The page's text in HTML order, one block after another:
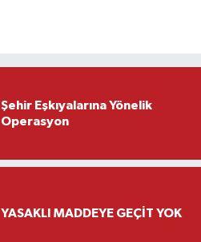
Şehir Eşkıyalarına Yönelik
Operasyon
YASAKLI MADDEYE GEÇİT YOK